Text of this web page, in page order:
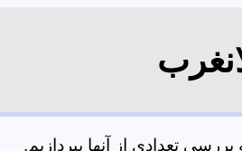
تعدادی از آنها بپردازیم.